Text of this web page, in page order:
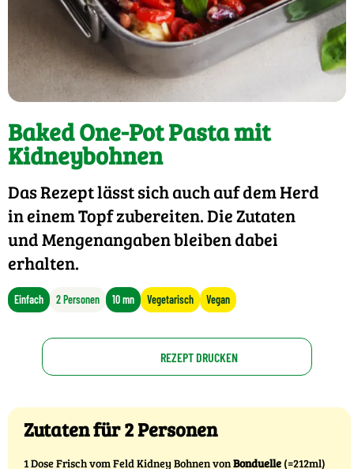
Baked One-Pot Pasta mit
Kidneybohnen
Das Rezept lässt sich auch auf dem Herd
in einem Topf zubereiten. Die Zutaten
und Mengenangaben bleiben dabei
erhalten.
Einfach 2 Personen 10 mn Vegetarisch Vegan
REZEPT DRUCKEN
Zutaten für 2 Personen
1 Dose Frisch vom Feld Kidney Bohnen vonBonduelle (=212ml)